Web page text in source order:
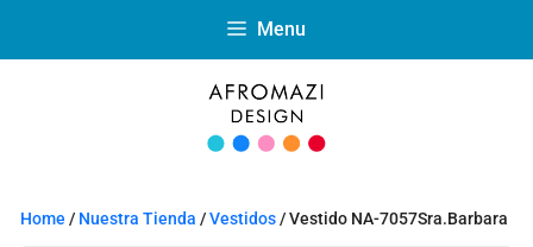
Menu
Home / Nuestra Tienda /Vestidos/ Vestido NA-7057Sra.Barbara